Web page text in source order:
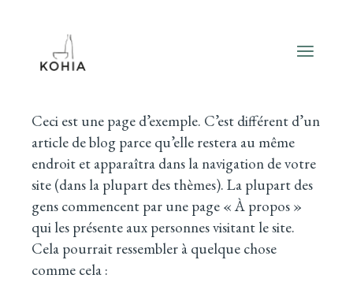
Ceci est une page d’exemple. C’est différent d’un
article de blog parce qu’elle restera au même
endroit et apparaîtra dans la navigation de votre
site (dans la plupart des thèmes). La plupart des
gens commencent par une page « À propos »
qui les présente aux personnes visitant le site.
Cela pourrait ressembler à quelque chose
comme cela :